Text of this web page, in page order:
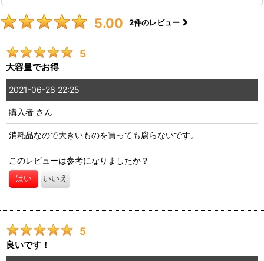
5.00 2件のレビュー
5
大容量でお得
2021-06-28 22:25
購入者 さん
消耗品なので大きいものを買っても腐らないです。
このレビューは参考になりましたか？
はい いいえ
5
良いです！